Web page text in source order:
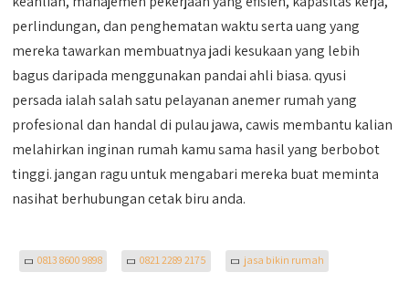
perlindungan, dan penghematan waktu serta uang yang
mereka tawarkan membuatnya jadi kesukaan yang lebih
bagus daripada menggunakan pandai ahli biasa. qyusi
persada ialah salah satu pelayanan anemer rumah yang
profesional dan handal di pulau jawa, cawis membantu kalian
melahirkan inginan rumah kamu sama hasil yang berbobot
tinggi. jangan ragu untuk mengabari mereka buat meminta
nasihat berhubungan cetak biru anda.
0813 8600 9898 0821 2289 2175 jasa bikin rumah